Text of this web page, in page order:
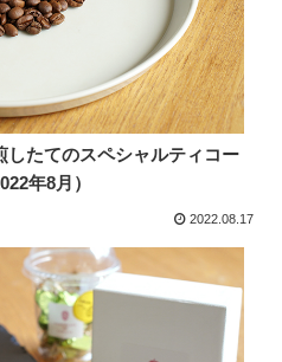
したてのスペシャルティコー
年8月）
2022.08.17